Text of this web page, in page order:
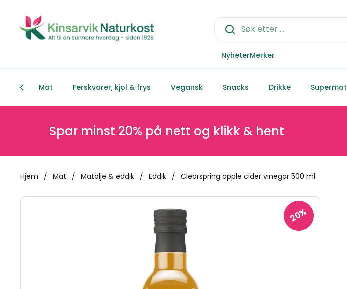
NyheterMerker
Mat Ferskvarer, kjøl & frys Vegansk Snacks Drikke Supermat
Spar minst 20% på nett og klikk & hent
Hjem / Mat / Matolje & eddik / Eddik / Clearspring apple cider vinegar 500 ml
20%